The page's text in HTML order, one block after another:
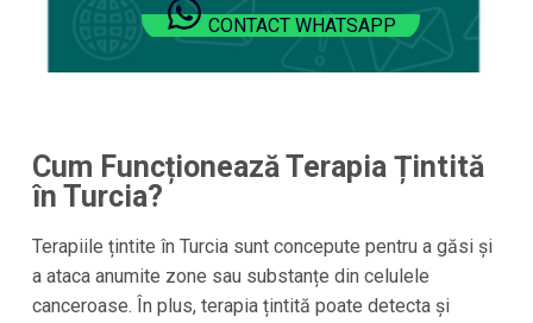
CONTACT WHATSAPP
Cum Funcționează Terapia Țintită
în Turcia?
Terapiile țintite în Turcia sunt concepute pentru a găsi și
a ataca anumite zone sau substanțe din celulele
canceroase. În plus, terapia țintită poate detecta și